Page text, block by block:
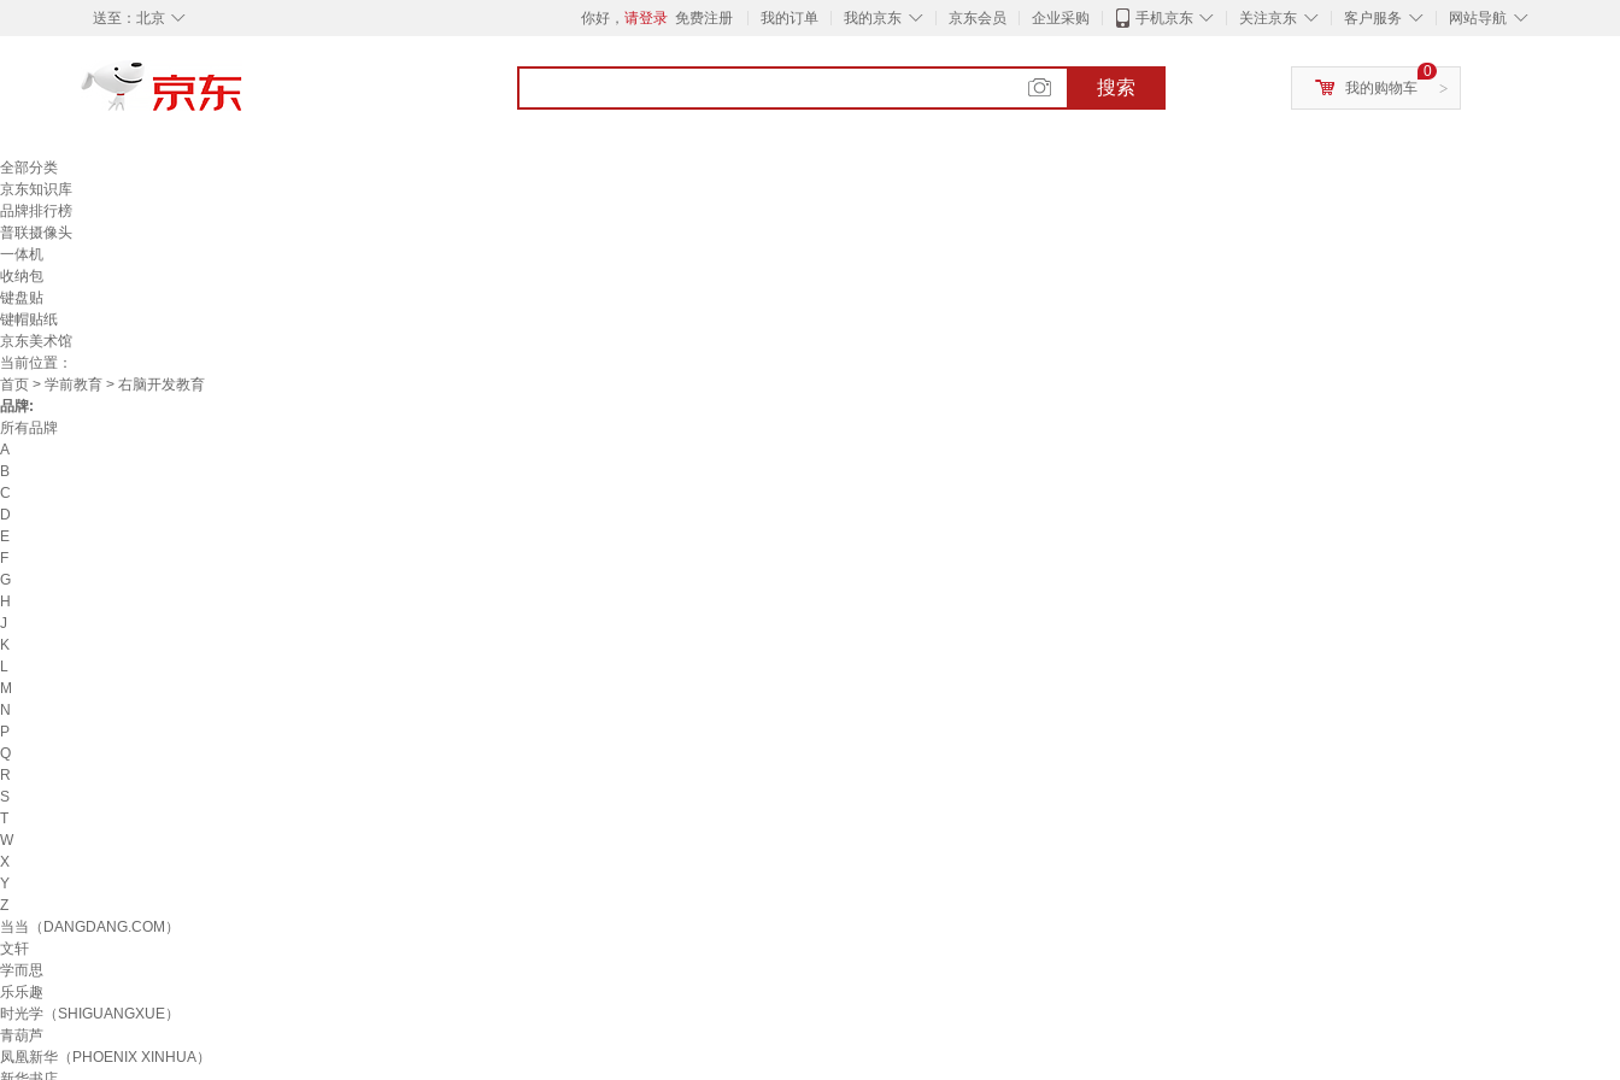
◇
送至： 北京 你好， 请登录 免费注册 我的订单 ◇
我的京东 京东会员 企业采购 ◇
手机京东 ◇
关注京东 ◇
客户服务 ◇
网站导航
搜索 >
0
我的购物车
全部分类
京东知识库
品牌排行榜
普联摄像头
一体机
收纳包
键盘贴
键帽贴纸
京东美术馆
当前位置：
首页 > 学前教育 > 右脑开发教育
品牌:
所有品牌
A
B
C
D
E
F
G
H
J
K
L
M
N
P
Q
R
S
T
W
X
Y
Z
当当（DANGDANG.COM）
文轩
学而思
乐乐趣
时光学（SHIGUANGXUE）
青葫芦
凤凰新华（PHOENIX XINHUA）